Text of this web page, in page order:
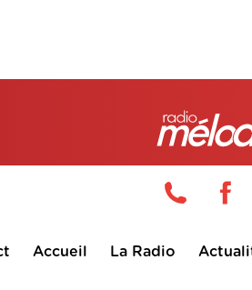
Accueil La Radio